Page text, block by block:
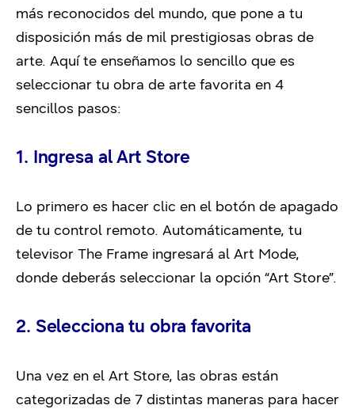
más reconocidos del mundo, que pone a tu
disposición más de mil prestigiosas obras de
arte. Aquí te enseñamos lo sencillo que es
seleccionar tu obra de arte favorita en 4
sencillos pasos:
1. Ingresa al Art Store
Lo primero es hacer clic en el botón de apagado
de tu control remoto. Automáticamente, tu
televisor The Frame ingresará al Art Mode,
donde deberás seleccionar la opción “Art Store”.
2. Selecciona tu obra favorita
Una vez en el Art Store, las obras están
categorizadas de 7 distintas maneras para hacer